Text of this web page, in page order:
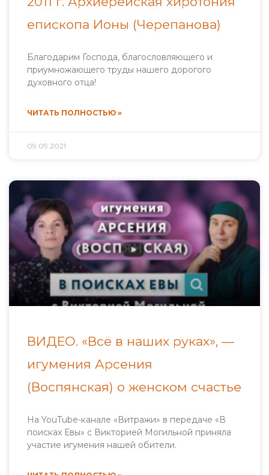
епископа Ионы (Черепанова)
Благодарим Господа, благословляющего и
приумножающего труды нашего дорогого
духовного отца!
ЧИТАТЬ ПОЛНОСТЬЮ »
09.09.2021
ВИДЕО. «Всё в наших руках», —
игумения Арсения
(Воспянская) о женском счастье
На YouTube-канале «Витражи» в передаче «В
поисках Евы» с Викторией Могильной приняла
участие игумения нашей обители.